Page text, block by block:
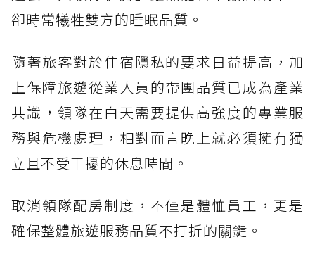
卻時常犧牲雙方的睡眠品質。
隨著旅客對於住宿隱私的要求日益提高，加
上保障旅遊從業人員的帶團品質已成為產業
共識，領隊在白天需要提供高強度的專業服
務與危機處理，相對而言晚上就必須擁有獨
立且不受干擾的休息時間。
取消領隊配房制度，不僅是體恤員工，更是
確保整體旅遊服務品質不打折的關鍵。